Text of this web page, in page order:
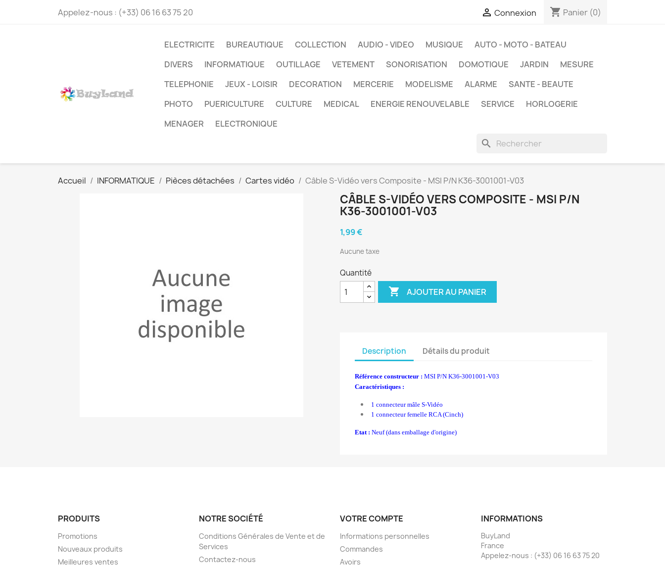
Appelez-nous : (+33) 06 16 63 75 20  Connexion shopping_cart Panier (0)
ELECTRICITE BUREAUTIQUE COLLECTION AUDIO - VIDEO MUSIQUE
AUTO - MOTO - BATEAU
DIVERS
INFORMATIQUE OUTILLAGE VETEMENT SONORISATION DOMOTIQUE JARDIN
MESURE
TELEPHONIE
JEUX - LOISIR DECORATION MERCERIE MODELISME ALARME
SANTE - BEAUTE
PHOTO
PUERICULTURE CULTURE MEDICAL ENERGIE RENOUVELABLE SERVICE
HORLOGERIE
MENAGER
ELECTRONIQUE
search
Accueil INFORMATIQUE Pièces détachées Cartes vidéo Câble S-Vidéo vers Composite - MSI P/N K36-3001001-V03
CÂBLE S-VIDÉO VERS COMPOSITE - MSI P/N
K36-3001001-V03
1,99 €
Aucune taxe
Quantité
 AJOUTER AU PANIER
Description Détails du produit
Référence constructeur : MSI P/N K36-3001001-V03
Caractéristiques :
1 connecteur mâle S-Vidéo
1 connecteur femelle RCA (Cinch)
Etat : Neuf (dans emballage d'origine)
PRODUITS
Promotions
Nouveaux produits
Meilleures ventes
NOTRE SOCIÉTÉ
Conditions Générales de Vente et de
Services
Contactez-nous
VOTRE COMPTE
Informations personnelles
Commandes
Avoirs
INFORMATIONS
BuyLand
France
Appelez-nous : (+33) 06 16 63 75 20